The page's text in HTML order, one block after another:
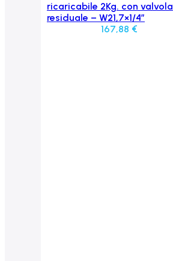
Aggiungi al carrello
ricaricabile 2Kg. con valvola
residuale – W21,7×1/4″
167,88 €